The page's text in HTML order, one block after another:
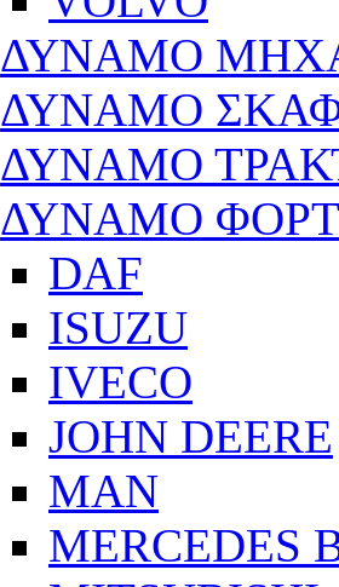
ΔΥΝΑΜΟ
ΔΥΝΑΜΟ
ΔΥΝΑΜΟ
ΔΥΝΑΜΟ
DAF
ISUZU
IVECO
JOHN DEERE
MAN
MERCEDES